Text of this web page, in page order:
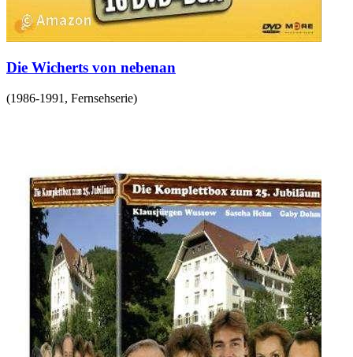
Die Wicherts von nebenan
(1986-1991 , Fernsehserie)